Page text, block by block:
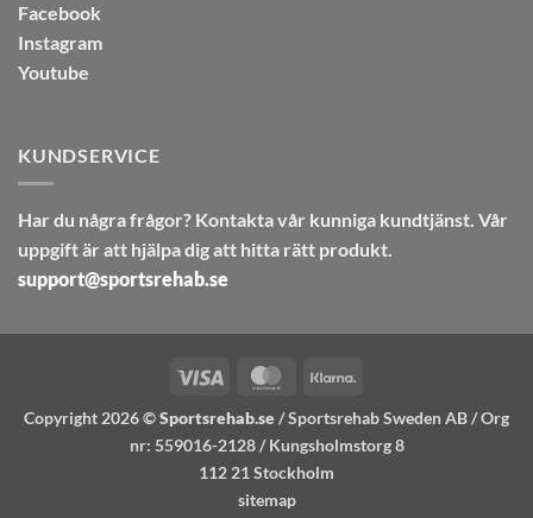
Facebook
Instagram
Youtube
KUNDSERVICE
Har du några frågor? Kontakta vår kunniga kundtjänst. Vår
uppgift är att hjälpa dig att hitta rätt produkt.
support@sportsrehab.se
Visa MasterCard
Copyright 2026 ©Sportsrehab.se / Sportsrehab Sweden AB / Org
nr: 559016-2128 / Kungsholmstorg 8
112 21 Stockholm
sitemap